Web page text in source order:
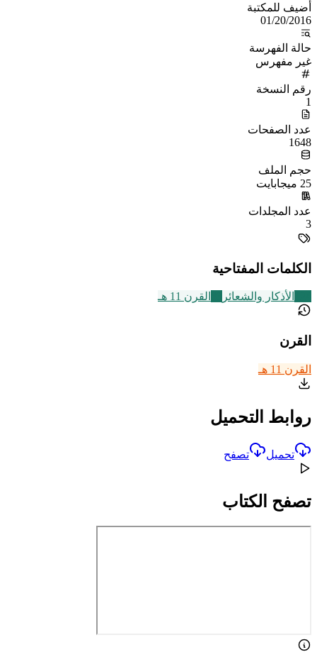
أُضيف للمكتبة
01/20/2016
حالة الفهرسة
غير مفهرس
رقم النسخة
1
عدد الصفحات
1648
حجم الملف
25 ميجابايت
عدد المجلدات
3
الكلمات المفتاحية
الأذكار والشعائر القرن 11 هـ
القرن
القرن 11 هـ
روابط التحميل
تحميل تصفح
تصفح الكتاب